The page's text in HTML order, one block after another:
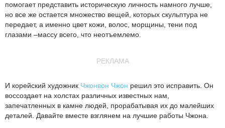
помогает представить историческую личность намного лучше,
но все же остается множество вещей, которых скульптура не
передает, а именно цвет кожи, волос, морщины, тени под
глазами –массу всего, что неотъемлемо.
РЕКЛАМА
И корейский художник Чжонвон Чжон решил это исправить. Он
воссоздает на холстах различных известных нам,
запечатленных в камне людей, прорабатывая их до малейших
деталей. Давайте вместе взглянем на лучшие работы Чжона.